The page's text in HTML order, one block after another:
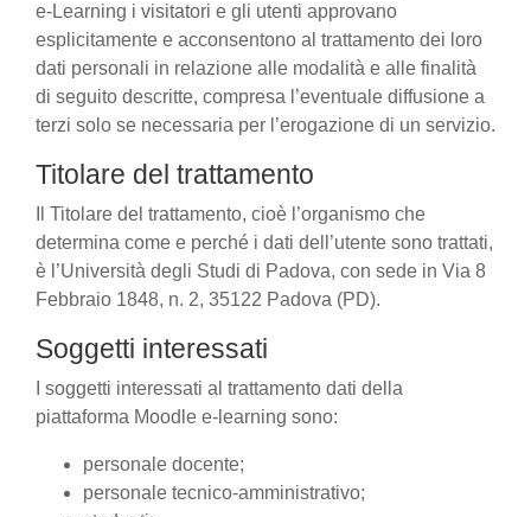
e-Learning i visitatori e gli utenti approvano
esplicitamente e acconsentono al trattamento dei loro
dati personali in relazione alle modalità e alle finalità
di seguito descritte, compresa l’eventuale diffusione a
terzi solo se necessaria per l’erogazione di un servizio.
Titolare del trattamento
Il Titolare del trattamento, cioè l’organismo che
determina come e perché i dati dell’utente sono trattati,
è l’Università degli Studi di Padova, con sede in Via 8
Febbraio 1848, n. 2, 35122 Padova (PD).
Soggetti interessati
I soggetti interessati al trattamento dati della
piattaforma Moodle e-learning sono:
personale docente;
personale tecnico-amministrativo;